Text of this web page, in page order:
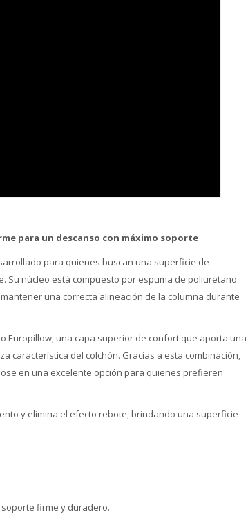
para un descanso con máximo soporte
para quienes buscan una superficie de
Su núcleo está compuesto por espuma de poliuretano
una correcta alineación de la columna durante
Europillow, una capa superior de confort que aporta una
característica del colchón. Gracias a esta combinación,
en una excelente opción para quienes prefieren
y elimina el efecto rebote, brindando una superficie
soporte firme y duradero.